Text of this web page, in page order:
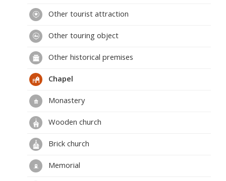
Other tourist attraction
Other touring object
Other historical premises
Chapel
Monastery
Wooden church
Brick church
Memorial